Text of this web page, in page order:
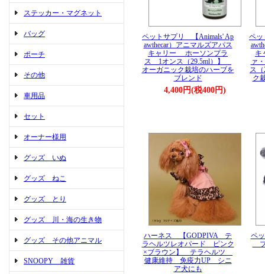
ステッカー・マグネット
バッグ
ポーチ
その他
車用品
セット
オーナー様用
グッズ いぬ
グッズ ねこ
グッズ とり
グッズ 川・海の生き物
グッズ その他アニマル
SNOOPY 雑貨
ペットサプリ 【Animals' Ap
awthecar）アニマルズアパス
キャリー ホーソンプラ
ス 1オンス（29.5ml）】
オーガニック栽培のハーブを
ブレンド
4,400円(税400円)
ペ
キ
ァ
ス
ク
ハーネス 【GODPIVA テ
ラヘルツレオパード ピンク
×ブラウン】 テラヘルツ
健康維持 免疫力UP シニ
ア犬にも
ペ